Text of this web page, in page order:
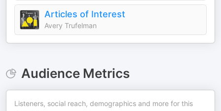
Articles of Interest
Avery Trufelman
Audience Metrics
Listeners, social reach, demographics and more for this